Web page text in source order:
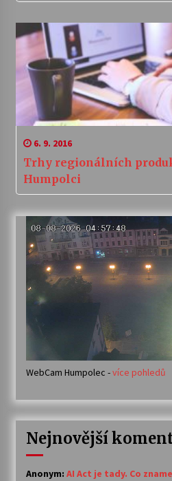
6. 9. 2016
Trhy regionálních
Humpolci
WebCam Humpolec -více pohledů
Nejnovější
Anonym: AI Act je tady. Co